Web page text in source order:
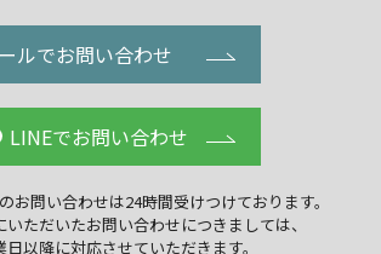
ルでお問い合わせ
LINEでお問い合わせ
お問い合わせは24時間受けつけております。
いただいたお問い合わせにつきましては、
日以降に対応させていただきます。